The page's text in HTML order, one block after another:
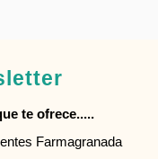
te ofrece.....
Farmagranada